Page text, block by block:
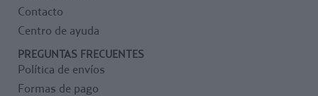
Contacto
Centro de ayuda
PREGUNTAS FRECUENTES
Política de envíos
Formas de pago